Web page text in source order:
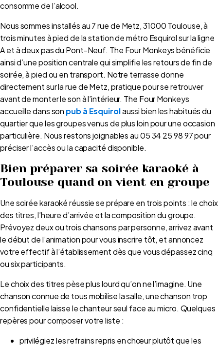
consomme de l’alcool.
Nous sommes installés au 7 rue de Metz, 31000 Toulouse, à
trois minutes à pied de la station de métro Esquirol sur la ligne
A et à deux pas du Pont-Neuf. The Four Monkeys bénéficie
ainsi d’une position centrale qui simplifie les retours de fin de
soirée, à pied ou en transport. Notre terrasse donne
directement sur la rue de Metz, pratique pour se retrouver
avant de monter le son à l’intérieur. The Four Monkeys
accueille dans son pub à Esquirolaussi bien les habitués du
quartier que les groupes venus de plus loin pour une occasion
particulière. Nous restons joignables au 05 34 25 98 97 pour
préciser l’accès ou la capacité disponible.
Bien préparer sa soirée karaoké à
Toulouse quand on vient en groupe
Une soirée karaoké réussie se prépare en trois points : le choix
des titres, l’heure d’arrivée et la composition du groupe.
Prévoyez deux ou trois chansons par personne, arrivez avant
le début de l’animation pour vous inscrire tôt, et annoncez
votre effectif à l’établissement dès que vous dépassez cinq
ou six participants.
Le choix des titres pèse plus lourd qu’on ne l’imagine. Une
chanson connue de tous mobilise la salle, une chanson trop
confidentielle laisse le chanteur seul face au micro. Quelques
repères pour composer votre liste :
privilégiez les refrains repris en chœur plutôt que les